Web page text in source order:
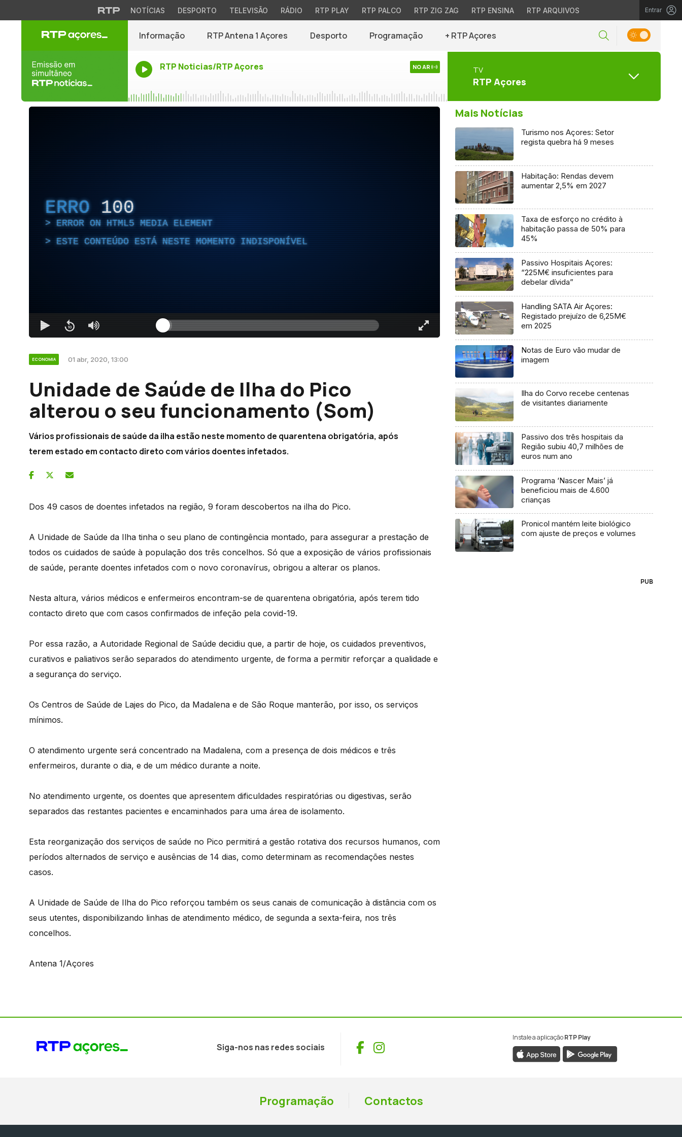
NOTÍCIAS DESPORTO TELEVISÃO RÁDIO RTP PLAY RTP PALCO RTP ZIG ZAG RTP ENSINA RTP ARQUIVOS Entrar
Informação RTP Antena 1 Açores Desporto Programação + RTP Açores
RTP Noticias/RTP Açores NO AR TV
RTP Açores
ERRO 100
ERROR ON HTML5 MEDIA ELEMENT
ESTE CONTEÚDO ESTÁ NESTE MOMENTO INDISPONÍVEL
ECONOMIA 01 abr, 2020, 13:00
Unidade de Saúde de Ilha do Pico
alterou o seu funcionamento (Som)
Vários profissionais de saúde da ilha estão neste momento de quarentena obrigatória, após
terem estado em contacto direto com vários doentes infetados.
Dos 49 casos de doentes infetados na região, 9 foram descobertos na ilha do Pico.
A Unidade de Saúde da Ilha tinha o seu plano de contingência montado, para assegurar a prestação de
todos os cuidados de saúde à população dos três concelhos. Só que a exposição de vários profissionais
de saúde, perante doentes infetados com o novo coronavírus, obrigou a alterar os planos.
Nesta altura, vários médicos e enfermeiros encontram-se de quarentena obrigatória, após terem tido
contacto direto que com casos confirmados de infeção pela covid-19.
Por essa razão, a Autoridade Regional de Saúde decidiu que, a partir de hoje, os cuidados preventivos,
curativos e paliativos serão separados do atendimento urgente, de forma a permitir reforçar a qualidade e
a segurança do serviço.
Os Centros de Saúde de Lajes do Pico, da Madalena e de São Roque manterão, por isso, os serviços
mínimos.
O atendimento urgente será concentrado na Madalena, com a presença de dois médicos e três
enfermeiros, durante o dia, e de um médico durante a noite.
No atendimento urgente, os doentes que apresentem dificuldades respiratórias ou digestivas, serão
separados das restantes pacientes e encaminhados para uma área de isolamento.
Esta reorganização dos serviços de saúde no Pico permitirá a gestão rotativa dos recursos humanos, com
períodos alternados de serviço e ausências de 14 dias, como determinam as recomendações nestes
casos.
A Unidade de Saúde de Ilha do Pico reforçou também os seus canais de comunicação à distância com os
seus utentes, disponibilizando linhas de atendimento médico, de segunda a sexta-feira, nos três
concelhos.
Antena 1/Açores
Mais Notícias
Turismo nos Açores: Setor
regista quebra há 9 meses
Habitação: Rendas devem
aumentar 2,5% em 2027
Taxa de esforço no crédito à
habitação passa de 50% para
45%
Passivo Hospitais Açores:
“225M€ insuficientes para
debelar dívida”
Handling SATA Air Açores:
Registado prejuízo de 6,25M€
em 2025
Notas de Euro vão mudar de
imagem
Ilha do Corvo recebe centenas
de visitantes diariamente
Passivo dos três hospitais da
Região subiu 40,7 milhões de
euros num ano
Programa ‘Nascer Mais’ já
beneficiou mais de 4.600
crianças
Pronicol mantém leite biológico
com ajuste de preços e volumes
PUB
Siga-nos nas redes sociais Facebook
Instagram
Instale a aplicaçãoRTP Play
Programação Contactos